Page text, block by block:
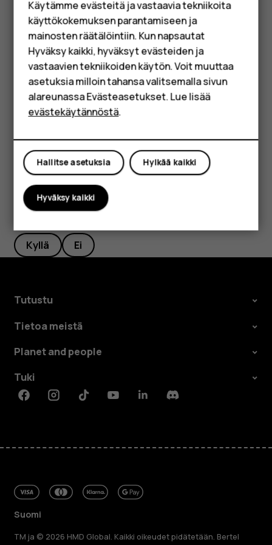
Lisävarusteet
HMD Terra M
Yrityksille
Tabletit
Shop
Napauta kohtaasearch.
Suodata osoitekirjaasi
NapautaOsoitekirja>menu>settingsAsetukset, napauta
LajitteletaiNimen muotoOsoitekirja-luettelossa.
Tuo tai vie yhteystiedot
Oliko tästä apua?
Kyllä Ei
Tutustu
Tietoa meistä
Planet and people
Tuki
FacebookInstagramTiktokYoutubeLinkedinDiscord
Suomi
TM ja © 2026 HMD Global. Kaikki oikeudet pidätetään. Bertel
Käytämme evästeitä ja vastaavia tekniikoita
käyttökokemuksen parantamiseen ja
mainosten räätälöintiin. Kun napsautat
Hyväksy kaikki, hyväksyt evästeiden ja
vastaavien tekniikoiden käytön. Voit muuttaa
asetuksia milloin tahansa valitsemalla sivun
alareunassa Evästeasetukset. Lue lisää
evästekäytännöstä.
Hylkää kaikki
Hallitse asetuksia
Hyväksy kaikki